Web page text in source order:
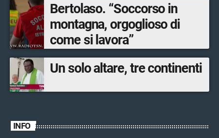
Bertolaso. “Soccorso in
montagna, orgoglioso di
come si lavora”
Un solo altare, tre continenti
INFO